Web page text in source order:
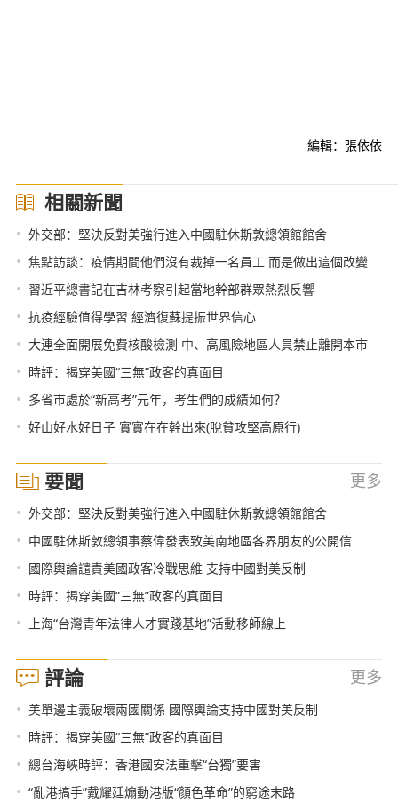
編輯：張依依
相關新聞
• 外交部：堅決反對美強行進入中國駐休斯敦總領館館舍
• 焦點訪談：疫情期間他們沒有裁掉一名員工 而是做出這個改變
• 習近平總書記在吉林考察引起當地幹部群眾熱烈反響
• 抗疫經驗值得學習 經濟復蘇提振世界信心
• 大連全面開展免費核酸檢測 中、高風險地區人員禁止離開本市
• 時評：揭穿美國“三無”政客的真面目
• 多省市處於“新高考”元年，考生們的成績如何？
• 好山好水好日子 實實在在幹出來(脫貧攻堅高原行)
要聞 更多
• 外交部：堅決反對美強行進入中國駐休斯敦總領館館舍
• 中國駐休斯敦總領事蔡偉發表致美南地區各界朋友的公開信
• 國際輿論譴責美國政客冷戰思維 支持中國對美反制
• 時評：揭穿美國“三無”政客的真面目
• 上海“台灣青年法律人才實踐基地”活動移師線上
評論 更多
• 美單邊主義破壞兩國關係 國際輿論支持中國對美反制
• 時評：揭穿美國“三無”政客的真面目
• 總台海峽時評：香港國安法重擊“台獨”要害
• “亂港搞手”戴耀廷煽動港版“顏色革命”的窮途末路